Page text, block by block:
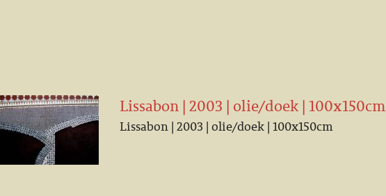
Lissabon | 2003 | olie/doek | 100x150cm
Lissabon | 2003 | olie/doek | 100x150cm